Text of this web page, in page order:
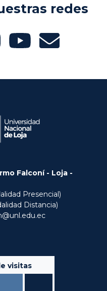
redes
Falconí - Loja -
Presencial)
Distancia)
visitas